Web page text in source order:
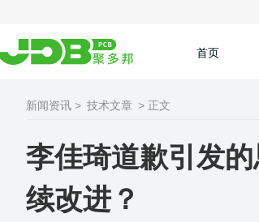
首页
新闻资讯 > 技术文章 > 正文
李佳琦道歉引发
续改进？